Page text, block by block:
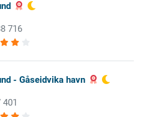
716
- Gåseidvika havn